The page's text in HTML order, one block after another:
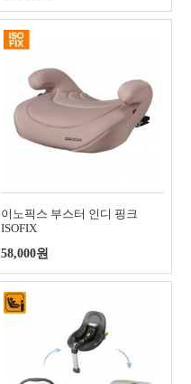
이노픽스 부스터 인디 핑크
ISOFIX
58,000원